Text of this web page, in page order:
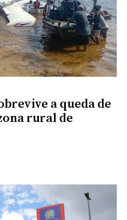
a queda de
rural de